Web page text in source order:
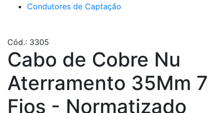
Condutores de Captação
Cód.: 3305
Cabo de Cobre Nu
Aterramento 35Mm 7
Fios - Normatizado